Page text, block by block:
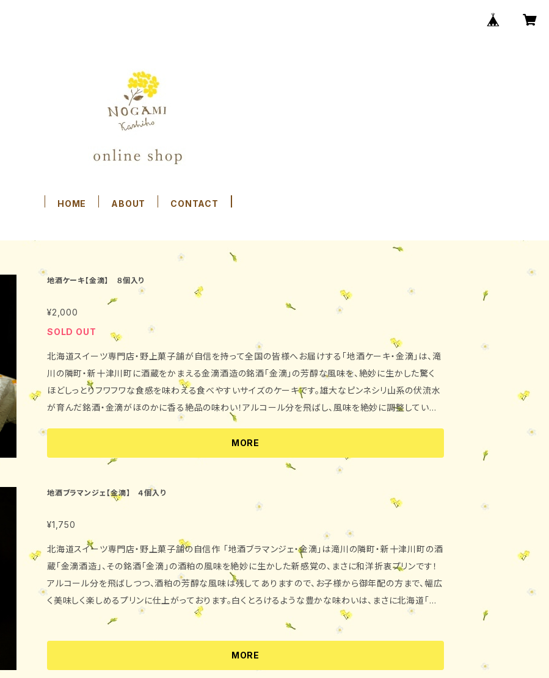
HOME ABOUT CONTACT
地酒ケーキ【金滴】 ８個入り
¥2,000
SOLD OUT
北海道スイーツ専門店・野上菓子舗が自信を持って全国の皆様へお届けする「地酒ケーキ・金滴」は、滝
川の隣町・新十津川町に酒蔵をかまえる金滴酒造の銘酒「金滴」の芳醇な風味を、絶妙に生かした驚く
ほどしっとりフワフワな食感を味わえる食べやすいサイズのケーキです。雄大なピンネシリ山系の伏流水
が育んだ銘酒・金滴がほのかに香る絶品の味わい！アルコール分を飛ばし、風味を絶妙に調整していま
すので、お子様から御年配の方まで幅広い年代層のお客様に好まれており、どなたにも安心してお召し
上がり頂くことが出来ます。御贈答用にも最適です。2002年 全国菓子博覧会 全菓博栄誉賞を受賞
した地元・北海道滝川銘菓です！ ・内容量 約33g×8個 ・消費期限 商品発送日を含めて2
酒、ソルビット、乳化剤、膨張剤、香料、着色料（カロチン） ・保存方法 直射日光、高温多湿はお避け
下さい。 ・発送 クール便にてお届け致します（高品質維持の為）。
MORE
地酒ブラマンジェ【金滴】 ４個入り
¥1,750
北海道スイーツ専門店・野上菓子舗の自信作 「地酒ブラマンジェ・金滴」は滝川の隣町・新十津川町の酒
蔵「金滴酒造」、その銘酒「金滴」の酒粕の風味を絶妙に生かした新感覚の、まさに和洋折衷プリンです！
アルコール分を飛ばしつつ、酒粕の芳醇な風味は残してありますので、お子様から御年配の方まで、幅広
く美味しく楽しめるプリンに仕上がっております。白くとろけるような豊かな味わいは、まさに北海道「新」
滝川銘菓！ 野上菓子舗が自信を持って、全国の皆様へお届け致します！ ・内容量 100cc×4本
・消費期限 製造日を含めて7日 （北海道内→到着日を含めて5日、北海道外→到着日を含めて4
日） ・原材料 牛乳、生クリーム、酒粕（金滴）、砂糖、食塩 ・保存方法 要冷蔵（10℃以下） ・発
送 クール便にてお届け致します。
MORE